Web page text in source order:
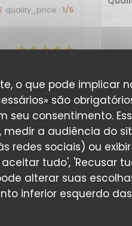
o que pode implicar
são
seu consentimento.
a audiência do
redes sociais) ou exibir
tudo', 'Recusar
alterar suas
inferior esquerdo das
quality_price : 1/5
quality_price: 3/5